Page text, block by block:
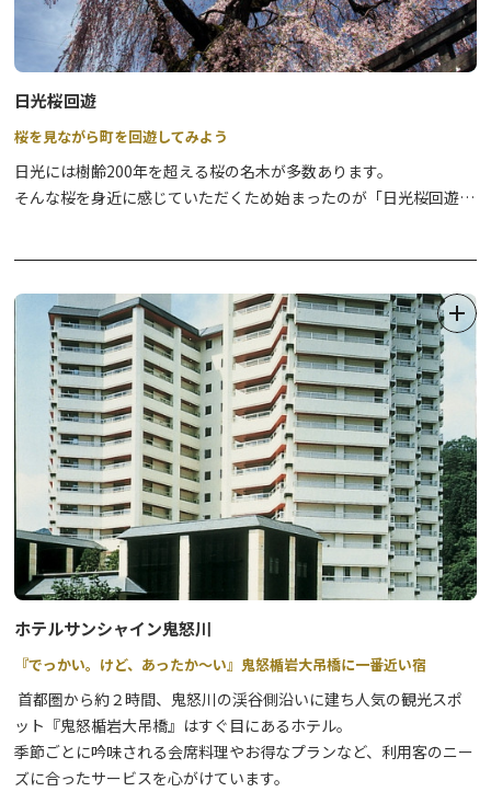
る「市＝いち」が盛んに開催されていたことから、「今市」という
地名が名付けられたといわれています。
日光桜回遊
桜を見ながら町を回遊してみよう
日光には樹齢200年を超える桜の名木が多数あります。
そんな桜を身近に感じていただくため始まったのが「日光桜回遊」
※写真はイメージです。
※2026年の開催は、4月1日（水）～4月26日（日）までとなりま
2026年 桜回遊のマップは以下をご確認ください。
＊2025年以前のパンフレットに掲載されていたお守り頒布、店
舗の情報などは各店舗等にご確認ください。
ホテルサンシャイン鬼怒川
『でっかい。けど、あったか～い』鬼怒楯岩大吊橋に一番近い宿
首都圏から約２時間、鬼怒川の渓谷側沿いに建ち人気の観光スポ
ット『鬼怒楯岩大吊橋』はすぐ目にあるホテル。
季節ごとに吟味される会席料理やお得なプランなど、利用客のニー
ズに合ったサービスを心がけています。